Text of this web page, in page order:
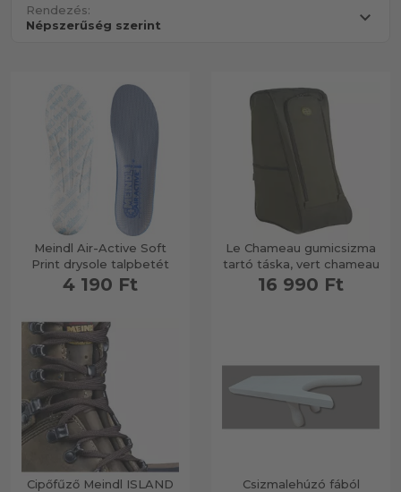
Csúszásgátló
Talpbetét
Rendezés:
Meindl Air-Active Soft
Print drysole talpbetét
4 190 Ft
Le Chameau gumicsizma
tartó táska, vert chameau
16 990 Ft
Cipőfűző Meindl ISLAND
Csizmalehúzó fából